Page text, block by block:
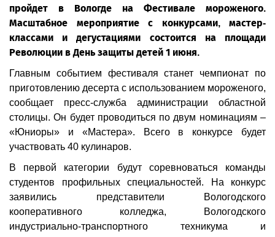
пройдет в Вологде на Фестивале мороженого.
Масштабное мероприятие с конкурсами, мастер-
классами и дегустациями состоится на площади
Революции в День защиты детей 1 июня.
Главным событием фестиваля станет чемпионат по
приготовлению десерта с использованием мороженого,
сообщает пресс-служба администрации областной
столицы. Он будет проводиться по двум номинациям –
«Юниоры» и «Мастера». Всего в конкурсе будет
участвовать 40 кулинаров.
В первой категории будут соревноваться команды
студентов профильных специальностей. На конкурс
заявились представители Вологодского
кооперативного колледжа, Вологодского
индустриально-транспортного техникума и